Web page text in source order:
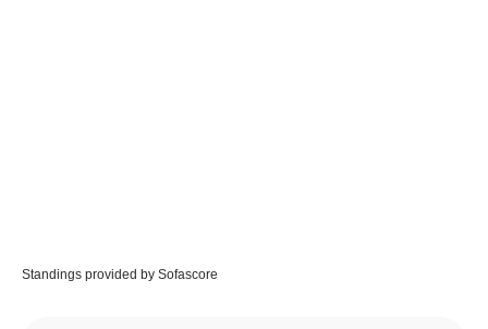
Standings provided by Sofascore